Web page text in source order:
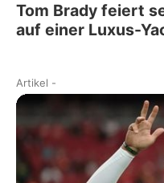
Tom Brady feiert
auf einer Luxus-
Artikel -